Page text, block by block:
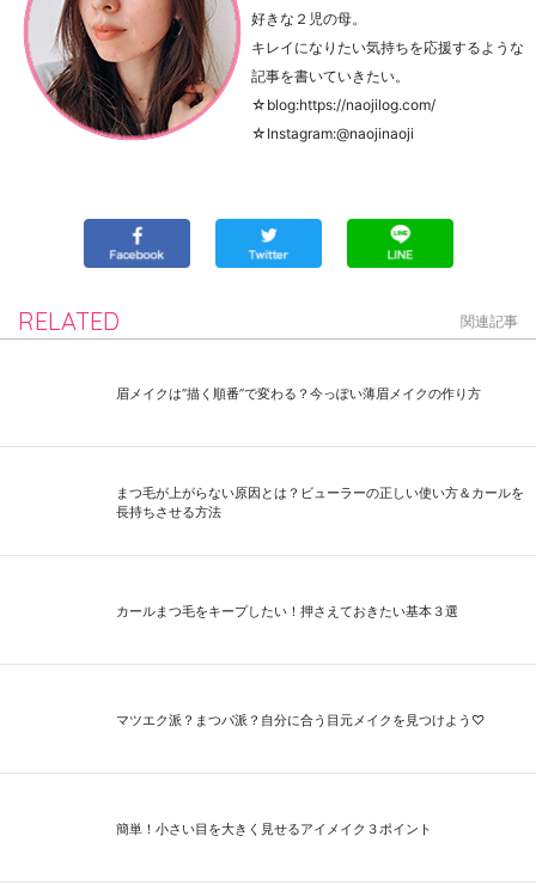
好きな２児の母。
キレイになりたい気持ちを応援するような
記事を書いていきたい。
☆blog:https://naojilog.com/
☆Instagram:@naojinaoji
RELATED 関連記事
眉メイクは”描く順番”で変わる？今っぽい薄眉メイクの作り方
まつ毛が上がらない原因とは？ビューラーの正しい使い方＆カールを
長持ちさせる方法
カールまつ毛をキープしたい！押さえておきたい基本３選
マツエク派？まつパ派？自分に合う目元メイクを見つけよう♡
簡単！小さい目を大きく見せるアイメイク３ポイント